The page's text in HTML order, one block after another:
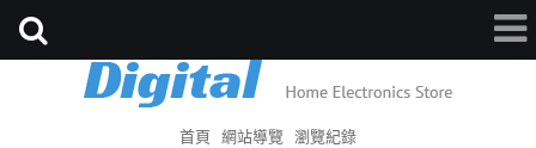
首頁 網站導覽 瀏覽紀錄